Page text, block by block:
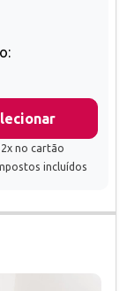
no cartão
incluídos